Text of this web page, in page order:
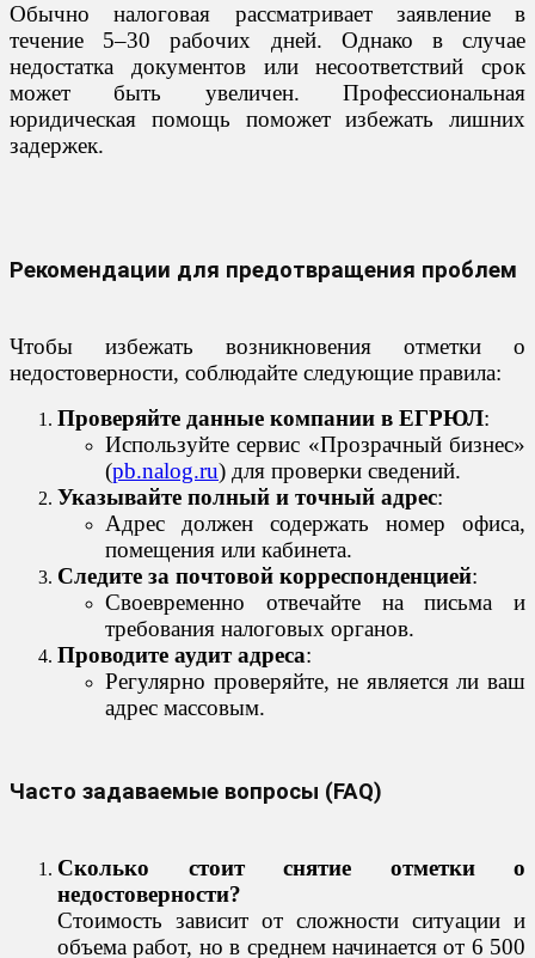
Обычно налоговая рассматривает заявление в
течение 5–30 рабочих дней. Однако в случае
недостатка документов или несоответствий срок
может быть увеличен. Профессиональная
юридическая помощь поможет избежать лишних
задержек.
Рекомендации для предотвращения проблем
Чтобы избежать возникновения отметки о
недостоверности, соблюдайте следующие правила:
Проверяйте данные компании в ЕГРЮЛ:
Используйте сервис «Прозрачный бизнес»
(pb.nalog.ru) для проверки сведений.
Указывайте полный и точный адрес:
Адрес должен содержать номер офиса,
помещения или кабинета.
Следите за почтовой корреспонденцией:
Своевременно отвечайте на письма и
требования налоговых органов.
Проводите аудит адреса:
Регулярно проверяйте, не является ли ваш
адрес массовым.
Часто задаваемые вопросы (FAQ)
Сколько стоит снятие отметки о
недостоверности?
Стоимость зависит от сложности ситуации и
объема работ, но в среднем начинается от 6 500